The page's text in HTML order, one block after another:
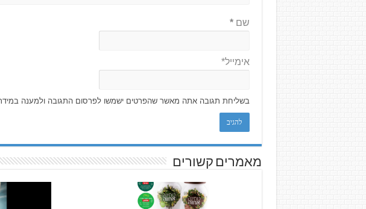
שם*
אימייל*
בשליחת תגובה אתה מאשר שהפרטים ישמשו לפרסום התגובה ולמענה
מאמרים קשורים